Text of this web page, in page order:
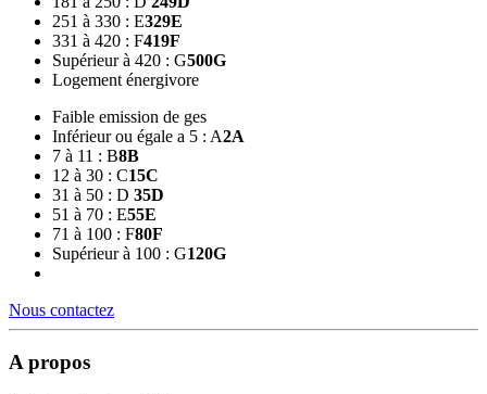
251 à 330 : E329E
331 à 420 : F419F
Supérieur à 420 : G500G
Logement énergivore
Faible emission de ges
Inférieur ou égale a 5 : A2A
7 à 11 : B8B
12 à 30 : C15C
31 à 50 : D 35D
51 à 70 : E55E
71 à 100 : F80F
Supérieur à 100 : G120G
Nous contactez
A propos